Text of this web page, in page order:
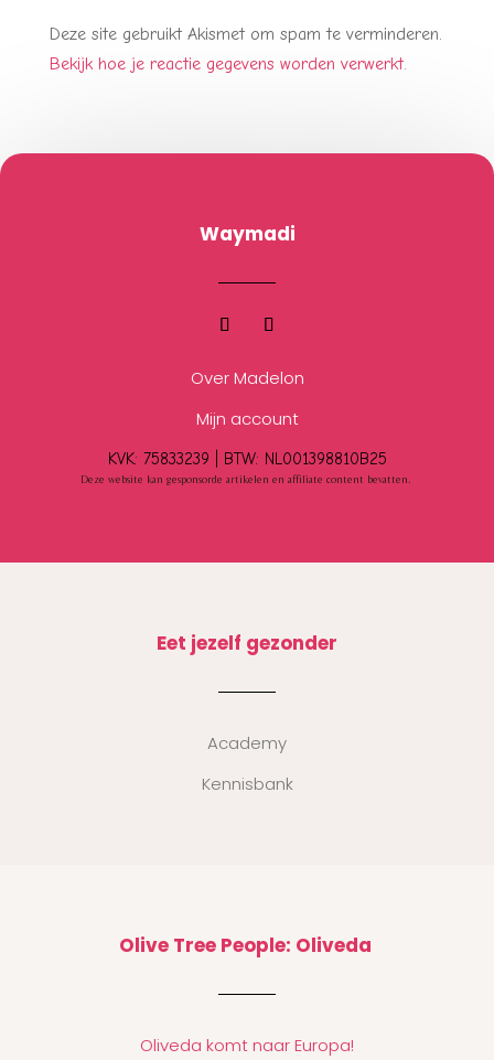
Deze site gebruikt Akismet om spam te verminderen.
Bekijk hoe je reactie gegevens worden verwerkt.
Waymadi
Over Madelon
Mijn account
KVK: 75833239 | BTW: NL001398810B25
Deze website kan gesponsorde artikelen en affiliate content bevatten.
Eet jezelf gezonder
Academy
Kennisbank
Olive Tree People: Oliveda
Oliveda komt naar Europa!